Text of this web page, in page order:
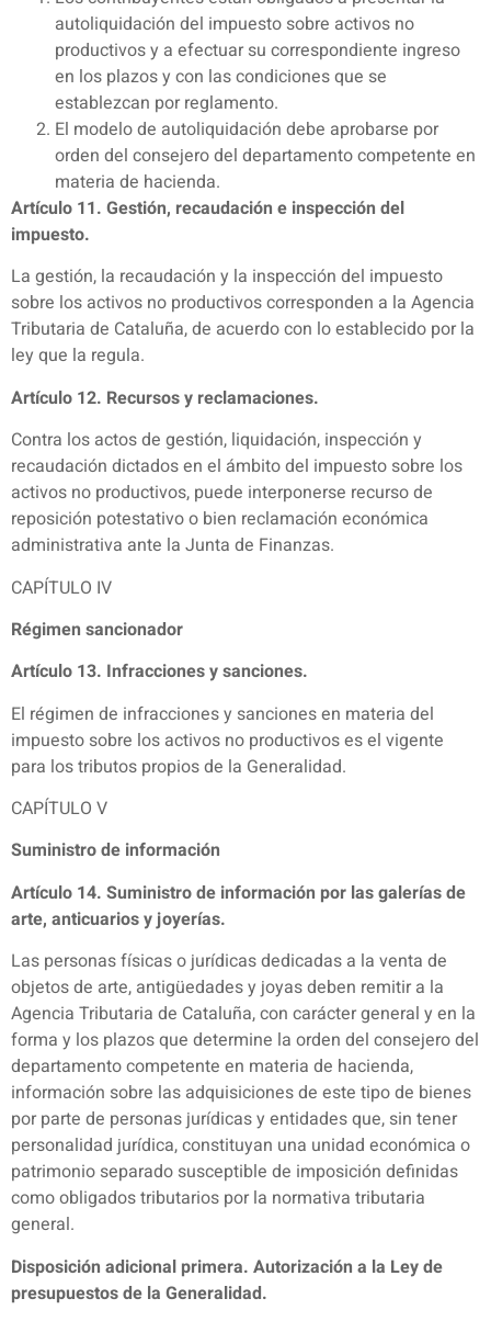
autoliquidación del impuesto sobre activos no
productivos y a efectuar su correspondiente ingreso
en los plazos y con las condiciones que se
establezcan por reglamento.
El modelo de autoliquidación debe aprobarse por
orden del consejero del departamento competente en
materia de hacienda.
Artículo 11. Gestión, recaudación e inspección del
impuesto.
La gestión, la recaudación y la inspección del impuesto
sobre los activos no productivos corresponden a la Agencia
Tributaria de Cataluña, de acuerdo con lo establecido por la
ley que la regula.
Artículo 12. Recursos y reclamaciones.
Contra los actos de gestión, liquidación, inspección y
recaudación dictados en el ámbito del impuesto sobre los
activos no productivos, puede interponerse recurso de
reposición potestativo o bien reclamación económica
administrativa ante la Junta de Finanzas.
CAPÍTULO IV
Régimen sancionador
Artículo 13. Infracciones y sanciones.
El régimen de infracciones y sanciones en materia del
impuesto sobre los activos no productivos es el vigente
para los tributos propios de la Generalidad.
CAPÍTULO V
Suministro de información
Artículo 14. Suministro de información por las galerías de
arte, anticuarios y joyerías.
Las personas físicas o jurídicas dedicadas a la venta de
objetos de arte, antigüedades y joyas deben remitir a la
Agencia Tributaria de Cataluña, con carácter general y en la
forma y los plazos que determine la orden del consejero del
departamento competente en materia de hacienda,
información sobre las adquisiciones de este tipo de bienes
por parte de personas jurídicas y entidades que, sin tener
personalidad jurídica, constituyan una unidad económica o
patrimonio separado susceptible de imposición definidas
como obligados tributarios por la normativa tributaria
general.
Disposición adicional primera. Autorización a la Ley de
presupuestos de la Generalidad.